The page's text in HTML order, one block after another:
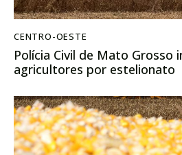
CENTRO-OESTE
Polícia Civil de Mato Grosso
agricultores por estelionato